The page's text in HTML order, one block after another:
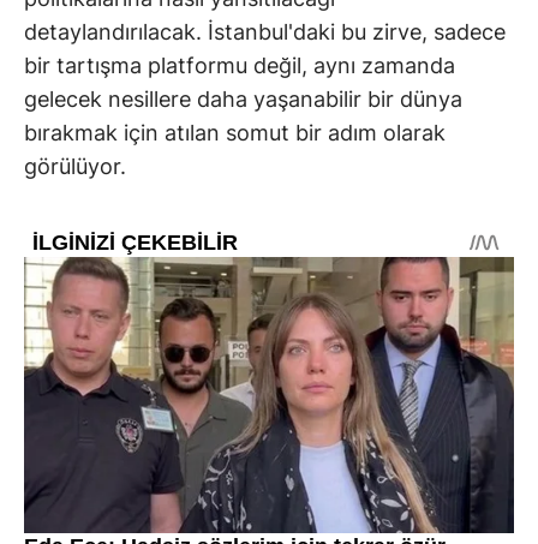
detaylandırılacak. İstanbul'daki bu zirve, sadece
bir tartışma platformu değil, aynı zamanda
gelecek nesillere daha yaşanabilir bir dünya
bırakmak için atılan somut bir adım olarak
görülüyor.